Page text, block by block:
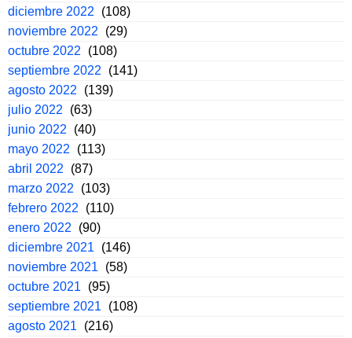
diciembre 2022
(108)
noviembre 2022
(29)
octubre 2022
(108)
septiembre 2022
(141)
agosto 2022
(139)
julio 2022
(63)
junio 2022
(40)
mayo 2022
(113)
abril 2022
(87)
marzo 2022
(103)
febrero 2022
(110)
enero 2022
(90)
diciembre 2021
(146)
noviembre 2021
(58)
octubre 2021
(95)
septiembre 2021
(108)
agosto 2021
(216)